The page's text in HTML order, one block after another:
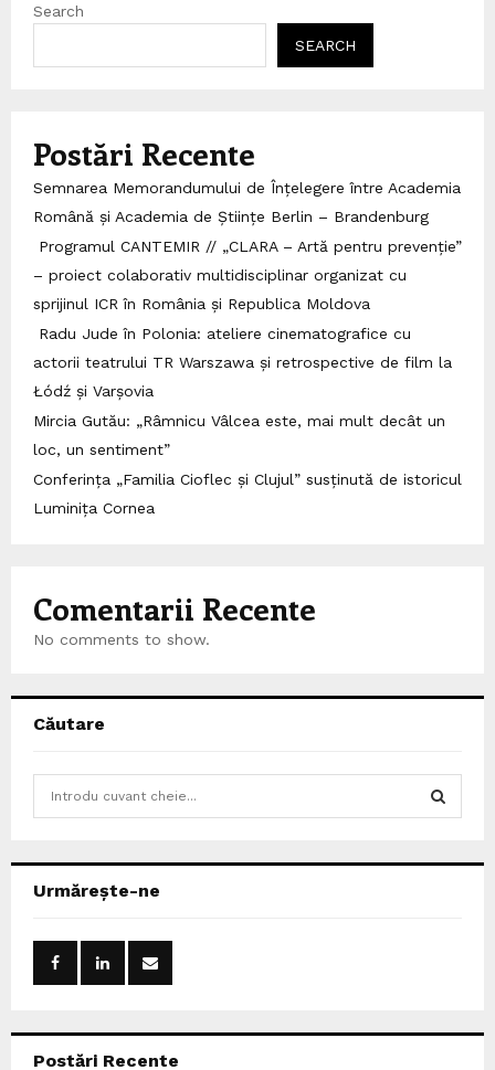
Search
SEARCH
Postări Recente
Semnarea Memorandumului de Înțelegere între Academia
Română și Academia de Științe Berlin – Brandenburg
Programul CANTEMIR // „CLARA – Artă pentru prevenție”
– proiect colaborativ multidisciplinar organizat cu
sprijinul ICR în România și Republica Moldova
Radu Jude în Polonia: ateliere cinematografice cu
actorii teatrului TR Warszawa și retrospective de film la
Łódź și Varșovia
Mircia Gutău: „Râmnicu Vâlcea este, mai mult decât un
loc, un sentiment”
Conferința „Familia Cioflec și Clujul” susținută de istoricul
Luminița Cornea
Comentarii Recente
No comments to show.
Căutare
h
Urmărește-ne
Postări Recente